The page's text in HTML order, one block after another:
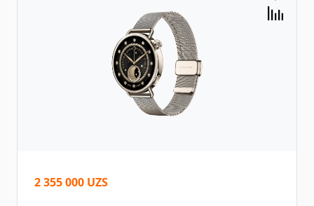
2 355 000 UZS